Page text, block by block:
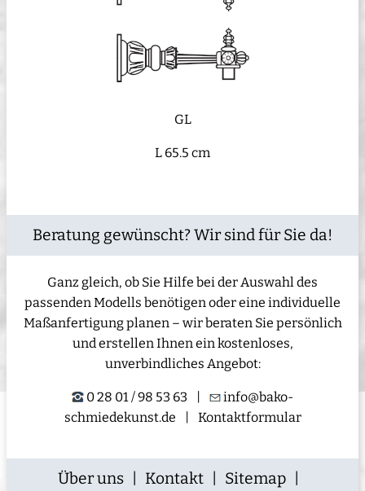
GL
L 65.5 cm
Beratung gewünscht? Wir sind für Sie da!
Ganz gleich, ob Sie Hilfe bei der Auswahl des
passenden Modells benötigen oder eine individuelle
Maßanfertigung planen – wir beraten Sie persönlich
und erstellen Ihnen ein kostenloses,
unverbindliches Angebot:
0 28 01 / 98 53 63 |
info@bako-
schmiedekunst.de | Kontaktformular
Über uns Kontakt Sitemap